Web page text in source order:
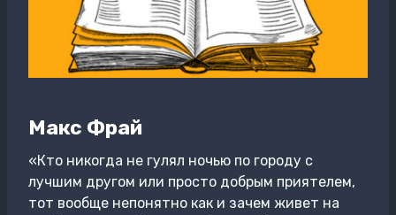
Макс Фрай
«Кто никогда не гулял ночью по городу с
лучшим другом или просто добрым приятелем,
тот вообще непонятно как и зачем живет на